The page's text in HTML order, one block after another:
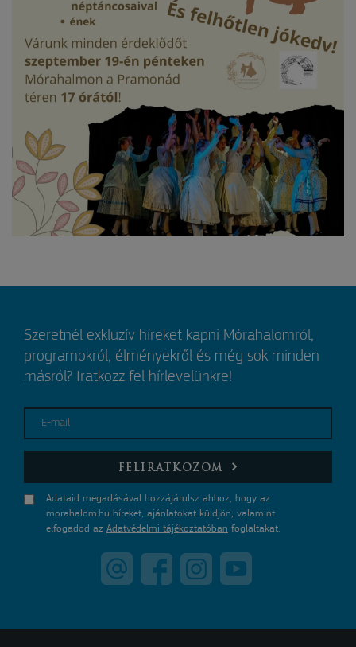
Szeretnél exkluzív híreket kapni Mórahalomról,
programokról, élményekről és még sok minden
másról? Iratkozz fel hírlevelünkre!
E-mail
FELIRATKOZOM
Adataid megadásával hozzájárulsz ahhoz, hogy az
morahalom.hu híreket, ajánlatokat küldjön, valamint
elfogadod az Adatvédelmi tájékoztatóban foglaltakat.